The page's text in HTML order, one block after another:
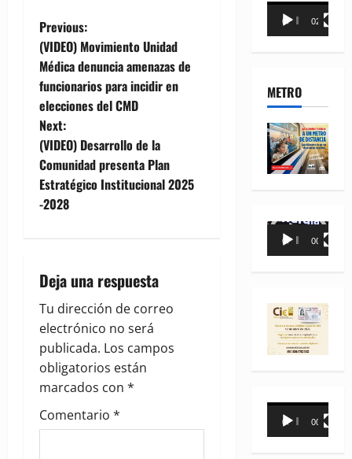
P
o
s
t
n
a
g
a
t
i
o
Previous:
(VIDEO) Movimiento Unidad
Médica denuncia amenazas de
funcionarios para incidir en
elecciones del CMD
Next:
(VIDEO) Desarrollo de la
Comunidad presenta Plan
Estratégico Institucional 2025
-2028
Deja una respuesta
Tu dirección de correo
electrónico no será
publicada. Los campos
obligatorios están
marcados con *
Comentario *
Reproductor
00:00 02:18
METRO
Reproductor
00:00 00:35
Reproductor
00:00 00:31